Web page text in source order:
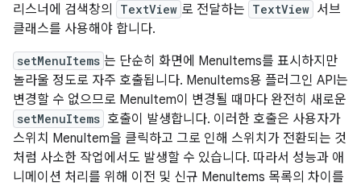
리스너에 검색창의 TextView 로 전달하는 TextView 서브
클래스를 사용해야 합니다.
setMenuItems 는 단순히 화면에 MenuItems를 표시하지만
놀라울 정도로 자주 호출됩니다. MenuItems용 플러그인 API는
변경할 수 없으므로 MenuItem이 변경될 때마다 완전히 새로운
setMenuItems 호출이 발생합니다. 이러한 호출은 사용자가
스위치 MenuItem을 클릭하고 그로 인해 스위치가 전환되는 것
처럼 사소한 작업에서도 발생할 수 있습니다. 따라서 성능과 애
니메이션 처리를 위해 이전 및 신규 MenuItems 목록의 차이를